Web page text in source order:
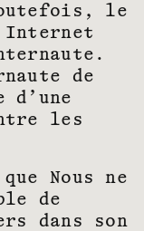
le
Internet
de
d’une
les
Nous ne
de
dans son